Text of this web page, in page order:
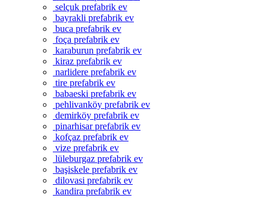
selçuk prefabrik ev
bayrakli prefabrik ev
buca prefabrik ev
foça prefabrik ev
karaburun prefabrik ev
kiraz prefabrik ev
narlidere prefabrik ev
tire prefabrik ev
babaeski prefabrik ev
pehlivanköy prefabrik ev
demirköy prefabrik ev
pinarhisar prefabrik ev
kofçaz prefabrik ev
vize prefabrik ev
lüleburgaz prefabrik ev
başiskele prefabrik ev
dilovasi prefabrik ev
kandira prefabrik ev